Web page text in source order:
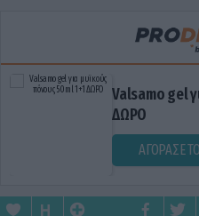
Valsamo gel
ΔΩΡΟ
ΑΓΟΡΑΣΕ ΤΟ